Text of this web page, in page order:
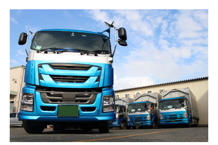
0
2
3
月
5
日
y
a
a
w
a
0
件
メ
ン
ト